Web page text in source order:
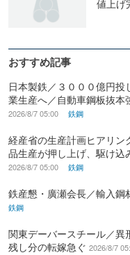
値上げ
おすすめ記事
日本製鉄／３０００億円
業生産へ／自動車鋼板抜本
2026/8/7 05:00 鉄鋼
経産省の生産計画ヒアリン
品生産が押し上げ、駆け
2026/8/7 05:00 鉄鋼
鉄産懇・廣瀬会長／輸入鋼
鉄鋼
関東デーバースチール／異
残し分の転嫁急ぐ 2026/8/7